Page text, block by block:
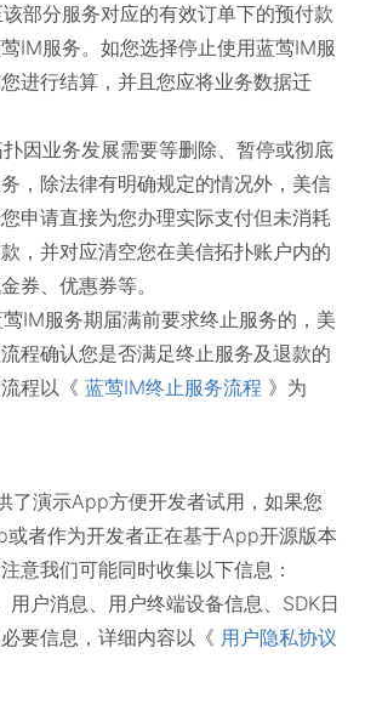
部分服务对应的有效订单下的预付款
IM服务。如您选择停止使用蓝莺IM服
进行结算，并且您应将业务数据迁
扑因业务发展需要等删除、暂停或彻底
，除法律有明确规定的情况外，美信
申请直接为您办理实际支付但未消耗
，并对应清空您在美信拓扑账户内的
券、优惠券等。
莺IM服务期届满前要求终止服务的，美
程确认您是否满足终止服务及退款的
程以《 蓝莺IM终止服务流程 》为
了演示App方便开发者试用，如果您
者作为开发者正在基于App开源版本
意我们可能同时收集以下信息：
用户消息、用户终端设备信息、SDK日
要信息，详细内容以《 用户隐私协议